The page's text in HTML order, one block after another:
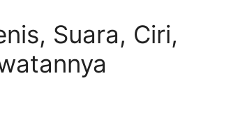
Suara, Ciri,